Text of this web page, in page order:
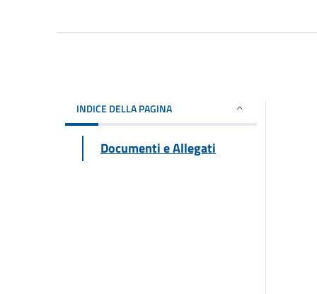
INDICE DELLA PAGINA
Documenti e Allegati